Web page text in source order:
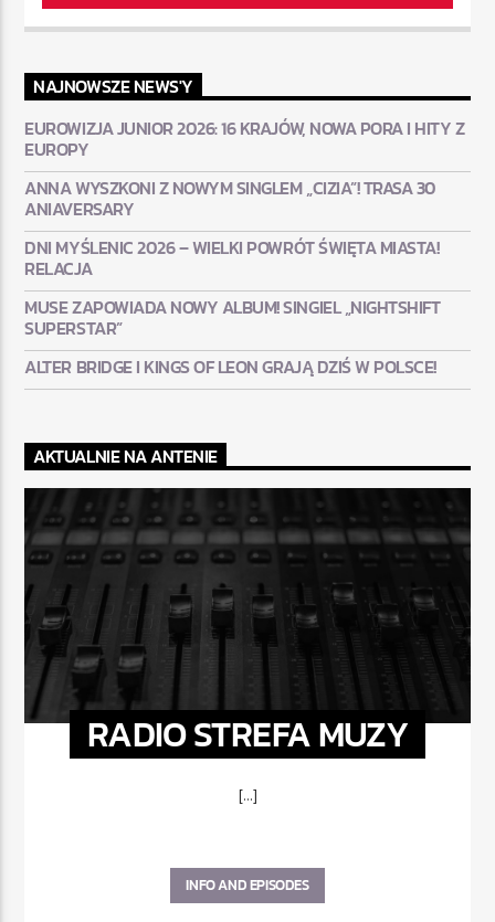
NAJNOWSZE NEWS'Y
EUROWIZJA JUNIOR 2026: 16 KRAJÓW, NOWA PORA I HITY Z
EUROPY
ANNA WYSZKONI Z NOWYM SINGLEM „CIZIA”! TRASA 30
ANIAVERSARY
DNI MYŚLENIC 2026 – WIELKI POWRÓT ŚWIĘTA MIASTA!
RELACJA
MUSE ZAPOWIADA NOWY ALBUM! SINGIEL „NIGHTSHIFT
SUPERSTAR”
ALTER BRIDGE I KINGS OF LEON GRAJĄ DZIŚ W POLSCE!
AKTUALNIE NA ANTENIE
RADIO STREFA MUZY
[...]
INFO AND EPISODES